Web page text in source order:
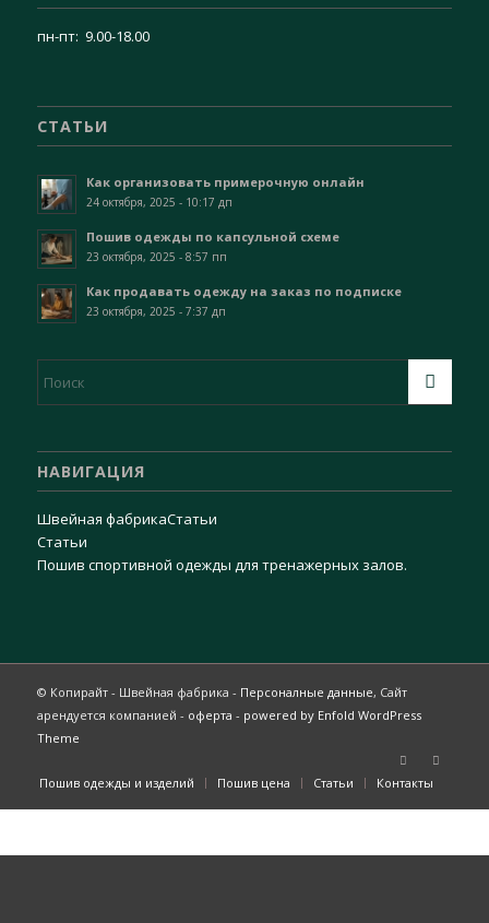
пн-пт: 9.00-18.00
СТАТЬИ
Как организовать примерочную онлайн
24 октября, 2025 - 10:17 дп
Пошив одежды по капсульной схеме
23 октября, 2025 - 8:57 пп
Как продавать одежду на заказ по подписке
23 октября, 2025 - 7:37 дп
НАВИГАЦИЯ
Швейная фабрика
Статьи
Статьи
Пошив спортивной одежды для тренажерных залов.
© Копирайт - Швейная фабрика - Персоналные данные, Сайт
арендуется компанией - оферта - powered by Enfold WordPress
Theme
Пошив одежды и изделий Пошив цена Статьи Контакты